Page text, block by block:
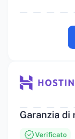
Garanzia di
Verificato